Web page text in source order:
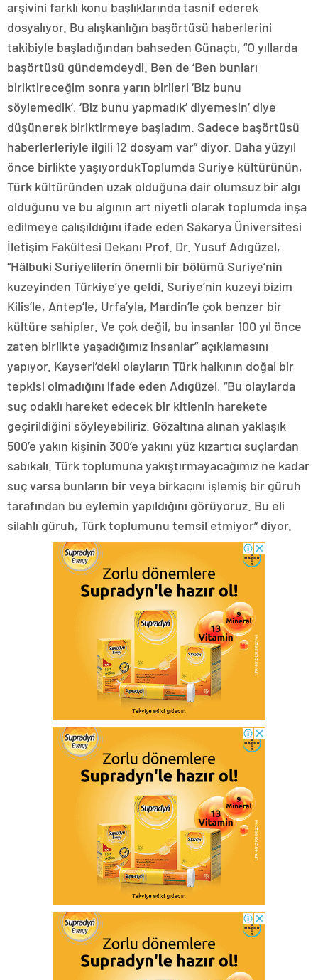
arşivini farklı konu başlıklarında tasnif ederek
dosyalıyor. Bu alışkanlığın başörtüsü haberlerini
takibiyle başladığından bahseden Günaçtı, “O yıllarda
başörtüsü gündemdeydi. Ben de ‘Ben bunları
biriktireceğim sonra yarın birileri ‘Biz bunu
söylemedik’, ‘Biz bunu yapmadık’ diyemesin’ diye
düşünerek biriktirmeye başladım. Sadece başörtüsü
haberlerleriyle ilgili 12 dosyam var” diyor. Daha yüzyıl
önce birlikte yaşıyordukToplumda Suriye kültürünün,
Türk kültüründen uzak olduğuna dair olumsuz bir algı
olduğunu ve bu algının art niyetli olarak toplumda inşa
edilmeye çalışıldığını ifade eden Sakarya Üniversitesi
İletişim Fakültesi Dekanı Prof. Dr. Yusuf Adıgüzel,
“Hâlbuki Suriyelilerin önemli bir bölümü Suriye’nin
kuzeyinden Türkiye’ye geldi. Suriye’nin kuzeyi bizim
Kilis’le, Antep’le, Urfa’yla, Mardin’le çok benzer bir
kültüre sahipler. Ve çok değil, bu insanlar 100 yıl önce
zaten birlikte yaşadığımız insanlar” açıklamasını
yapıyor. Kayseri’deki olayların Türk halkının doğal bir
tepkisi olmadığını ifade eden Adıgüzel, “Bu olaylarda
suç odaklı hareket edecek bir kitlenin harekete
geçirildiğini söyleyebiliriz. Gözaltına alınan yaklaşık
500’e yakın kişinin 300’e yakını yüz kızartıcı suçlardan
sabıkalı. Türk toplumuna yakıştırmayacağımız ne kadar
suç varsa bunların bir veya birkaçını işlemiş bir güruh
tarafından bu eylemin yapıldığını görüyoruz. Bu eli
silahlı güruh, Türk toplumunu temsil etmiyor” diyor.